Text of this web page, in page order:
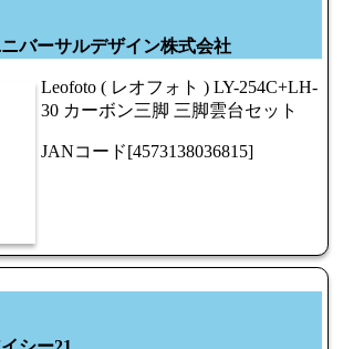
バーサルデザイン株式会社
Leofoto ( レオフォト ) LY-254C+LH-
30 カーボン三脚 三脚雲台セット
JANコード[4573138036815]